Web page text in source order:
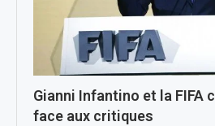
Gianni Infantino et la FIFA
face aux critiques